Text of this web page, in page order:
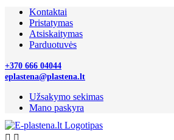
Kontaktai
Pristatymas
Atsiskaitymas
Parduotuvės
+370 666 04044
eplastena@plastena.lt
Užsakymo sekimas
Mano paskyra
 